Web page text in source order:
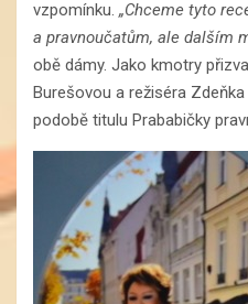
vzpomínku. „Chceme tyto
a pravnoučatům, ale dalším
obě dámy. Jako kmotry
Burešovou a režiséra
podobě titulu Prababičky